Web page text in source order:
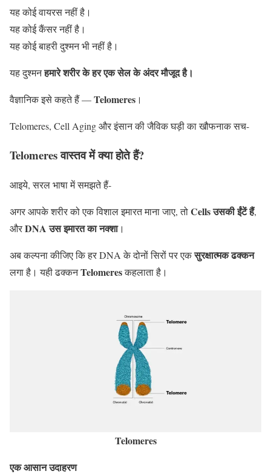
यह कोई वायरस नहीं है।
यह कोई कैंसर नहीं है।
यह कोई बाहरी दुश्मन भी नहीं है।
यह दुश्मनहमारे शरीर के हर एक सेल के अंदर मौजूद है।
वैज्ञानिक इसे कहते हैं —Telomeres ।
Telomeres, Cell Aging और इंसान की जैविक घड़ी का खौफनाक सच-
Telomeres वास्तव में क्या होते हैं?
आइये, सरल भाषा में समझते हैं-
अगर आपके शरीर को एक विशाल इमारत माना जाए, तोCells उसकी ईंटें हैं,
औरDNA उस इमारत का नक्शा।
अब कल्पना कीजिए कि हर DNA के दोनों सिरों पर एकसुरक्षात्मक ढक्कन
लगा है। यही ढक्कनTelomeresकहलाता है।
Telomeres
एक आसान उदाहरण